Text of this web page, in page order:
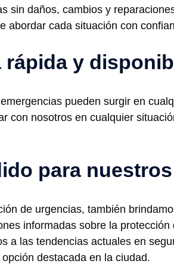
sin daños, cambios y
abordar cada situación con
y
pueden surgir en
con nosotros en cualquier
para
de urgencias, también
informadas sobre la
a las tendencias actuales en
destacada en la ciudad.